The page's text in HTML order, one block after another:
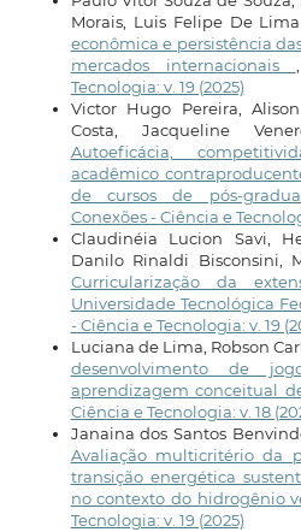
Morais, Luis Felipe De
econômica e persistência
mercados internacionais
Tecnologia: v. 19 (2025)
Victor Hugo Pereira,
Costa, Jacqueline
Autoeficácia,
acadêmico
de cursos de pós-
Conexões - Ciência e
Claudinéia Lucion Savi,
Danilo Rinaldi Bisconsini,
Curricularização da
Universidade Tecnológica
- Ciência e Tecnologia: v. 19
Luciana de Lima, Robson
desenvolvimento de
aprendizagem conceitual
Ciência e Tecnologia: v. 18
Janaina dos Santos
Avaliação multicritério da
transição energética
no contexto do hidrogênio
Tecnologia: v. 19 (2025)